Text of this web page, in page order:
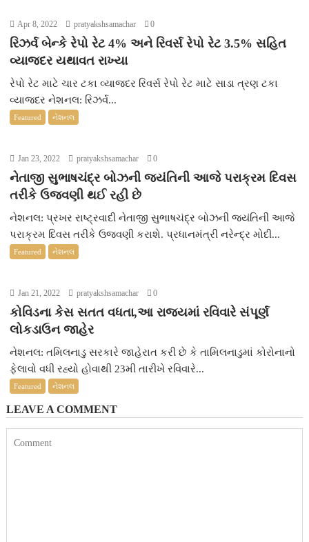
Apr 8, 2022 pratyakshsamachar 0
રિઝર્વ બેન્કે રેપો રેટ 4% અને રિવર્સ રેપો રેટ 3.5% સહિત
વ્યાજદર યથાવત રાખ્યા
રેપો રેટ માટે ચાર ટકા વ્યાજદર રિવર્સ રેપો રેટ માટે સાડા ત્રણ ટકા
વ્યાજદર નેશનલ: રિઝર્વ...
Featured નેશનલ
Jan 23, 2022 pratyakshsamachar 0
નેતાજી સુભાષચંદ્ર બોઝની જયંતિની આજે પરાક્રમ દિવસ
તરીકે ઉજવણી થઈ રહી છે
નેશનલ: પ્રખર રાષ્ટ્રવાદી નેતાજી સુભાષચંદ્ર બોઝની જયંતિની આજે
પરાક્રમ દિવસ તરીકે ઉજવણી કરાશે. પ્રધાનમંત્રી નરેન્દ્ર મોદી...
Featured નેશનલ
Jan 21, 2022 pratyakshsamachar 0
કોવિડના કેસ સતત વધતા,આ રાજ્યમાં રવિવારે સંપૂર્ણ
લોકડાઉન જાહેર
નેશનલ: તમિલનાડુ સરકારે જાહેરાત કરી છે કે તામિલનાડુમાં કોરોનાનો
ફેલાવો વધી રહ્યો હોવાથી 23મી તારીખે રવિવારે...
Featured નેશનલ
LEAVE A COMMENT